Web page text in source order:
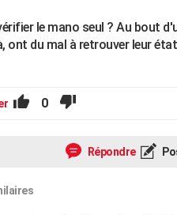
le mano seul ? Au bout
ont du mal à retrouver leur
0
Répondre